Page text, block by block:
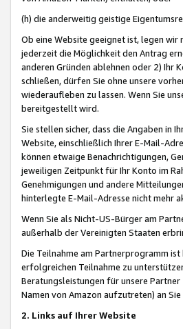
(h) die anderweitig geistige
Ob eine Website geeignet ist, legen wir
jederzeit die Möglichkeit den Antrag
anderen Gründen ablehnen oder 2) Ihr
schließen, dürfen Sie ohne unsere
wiederaufleben zu lassen. Wenn Sie
bereitgestellt wird.
Sie stellen sicher, dass die Angaben in
Website, einschließlich Ihrer E-Mail-
können etwaige Benachrichtigungen,
jeweiligen Zeitpunkt für Ihr Konto im
Genehmigungen und andere
hinterlegte E-Mail-Adresse nicht mehr
Wenn Sie als Nicht-US-Bürger am
außerhalb der Vereinigten Staaten
Die Teilnahme am Partnerprogramm
erfolgreichen Teilnahme zu
Beratungsleistungen für unsere
Namen von Amazon aufzutreten) an
2. Links auf Ihrer Website